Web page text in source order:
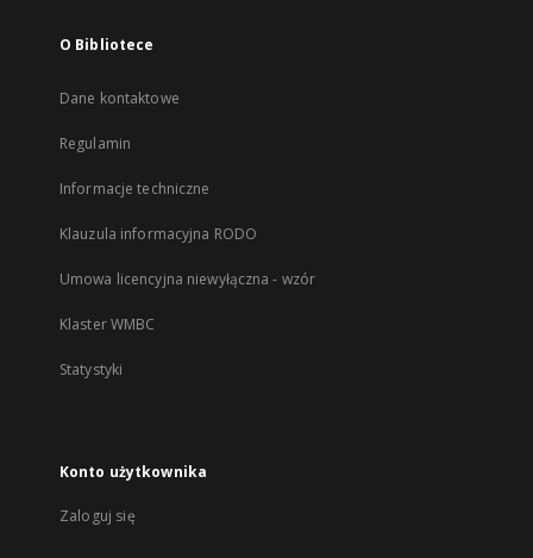
O Bibliotece
Dane kontaktowe
Regulamin
Informacje techniczne
Klauzula informacyjna RODO
Umowa licencyjna niewyłączna - wzór
Klaster WMBC
Statystyki
Konto użytkownika
Zaloguj się